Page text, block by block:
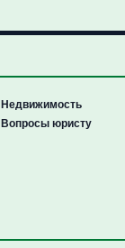
Недвижимость
Вопросы юристу